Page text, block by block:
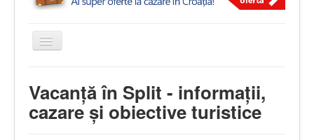
Comută
Vacanță în Split - informații,
cazare și obiective turistice